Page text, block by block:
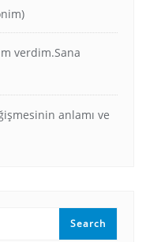
verdim.Sana
anlamı ve